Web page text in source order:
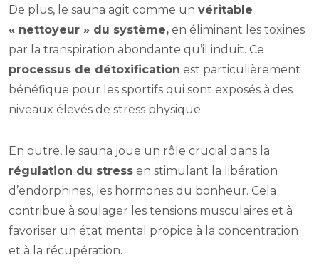
De plus, le sauna agit comme un véritable
« nettoyeur » du système, en éliminant les toxines
par la transpiration abondante qu’il induit. Ce
processus de détoxification est particulièrement
bénéfique pour les sportifs qui sont exposés à des
niveaux élevés de stress physique.
En outre, le sauna joue un rôle crucial dans la
régulation du stress en stimulant la libération
d’endorphines, les hormones du bonheur. Cela
contribue à soulager les tensions musculaires et à
favoriser un état mental propice à la concentration
et à la récupération.